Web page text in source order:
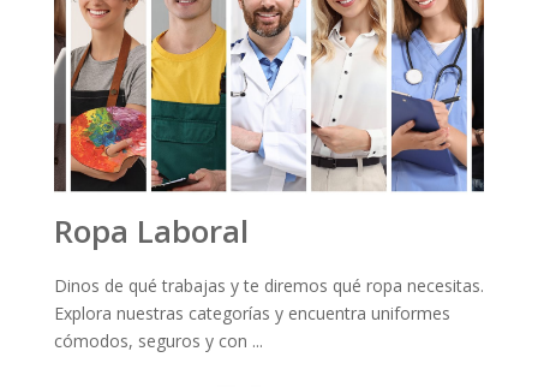
Ropa Laboral
Dinos de qué trabajas y te diremos qué ropa necesitas.
Explora nuestras categorías y encuentra uniformes
cómodos, seguros y con ...